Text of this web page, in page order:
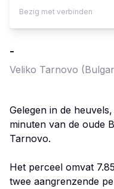
-
Veliko Tarnovo
Gelegen in de
minuten van de oude
Tarnovo.
Het perceel omvat
twee aangrenzende
Bezig met verbinden